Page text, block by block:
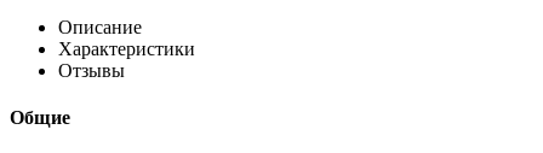
Описание
Характеристики
Отзывы
Общие